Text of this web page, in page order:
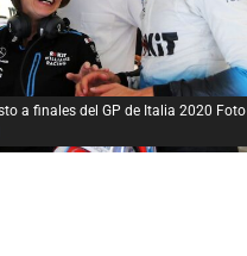
a finales del GP de Italia 2020 Foto